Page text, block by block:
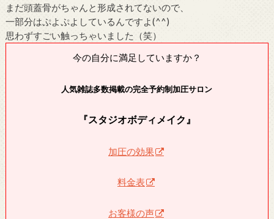
まだ頭蓋骨がちゃんと形成されてないので、
一部分はぷよぷよしているんですよ(^^)
思わずすごい触っちゃいました（笑）
今の自分に満足していますか？
人気雑誌多数掲載の完全予約制加圧サロン
『スタジオボディメイク』
加圧の効果
料金表
お客様の声